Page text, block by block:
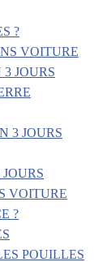
?
VOITURE
JOURS
3 JOURS
VOITURE
?
POUILLES